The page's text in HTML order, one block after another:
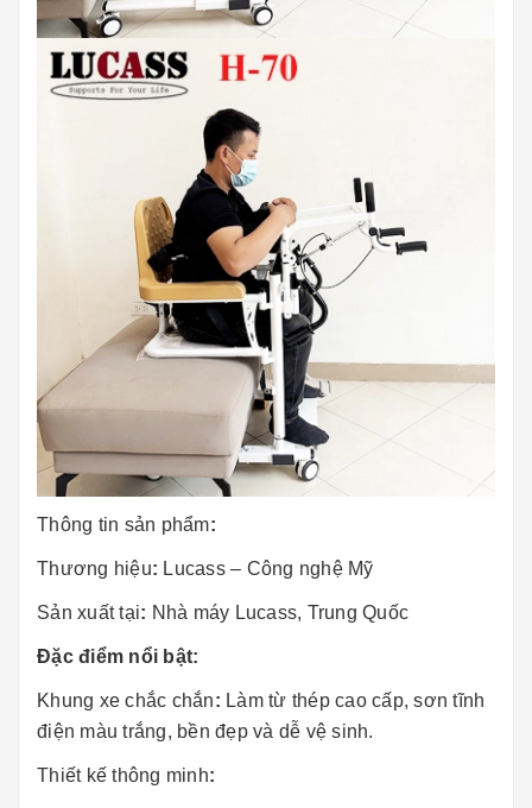
Thông tin sản phẩm:
Thương hiệu: Lucass – Công nghệ Mỹ
Sản xuất tại: Nhà máy Lucass, Trung Quốc
Đặc điểm nổi bật:
Khung xe chắc chắn: Làm từ thép cao cấp, sơn tĩnh
điện màu trắng, bền đẹp và dễ vệ sinh.
Thiết kế thông minh: